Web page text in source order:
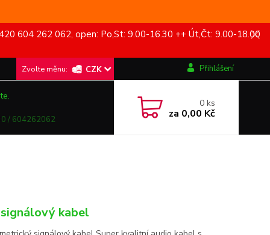
604 262 062, open: Po,St: 9.00-16.30 ++ Út,Čt: 9.00-18.00
CZK Přihlášení
/ 604262062
0ks
za 0,00 Kč
kabel